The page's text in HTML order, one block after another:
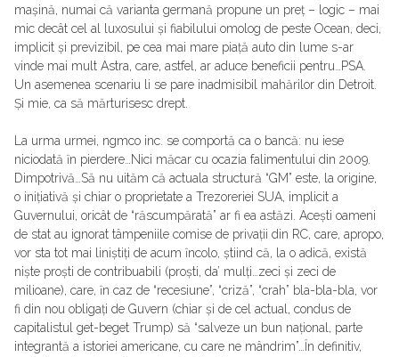
mașină, numai că varianta germană propune un preț – logic – mai
mic decât cel al luxosului și fiabilului omolog de peste Ocean, deci,
implicit și previzibil, pe cea mai mare piață auto din lume s-ar
vinde mai mult Astra, care, astfel, ar aduce beneficii pentru…PSA.
Un asemenea scenariu li se pare inadmisibil mahărilor din Detroit.
Și mie, ca să mărturisesc drept.
La urma urmei, ngmco inc. se comportă ca o bancă: nu iese
niciodată ȋn pierdere…Nici măcar cu ocazia falimentului din 2009.
Dimpotrivă…Să nu uităm că actuala structură “GM” este, la origine,
o inițiativă și chiar o proprietate a Trezoreriei SUA, implicit a
Guvernului, oricât de “răscumpărată” ar fi ea astăzi. Acești oameni
de stat au ignorat tâmpeniile comise de privații din RC, care, apropo,
vor sta tot mai liniștiți de acum ȋncolo, știind că, la o adică, există
niște proști de contribuabili (proști, da’ mulți…zeci și zeci de
milioane), care, ȋn caz de “recesiune”, “criză”, “crah” bla-bla-bla, vor
fi din nou obligați de Guvern (chiar și de cel actual, condus de
capitalistul get-beget Trump) să “salveze un bun național, parte
integrantă a istoriei americane, cu care ne mândrim”…Ȋn definitiv,